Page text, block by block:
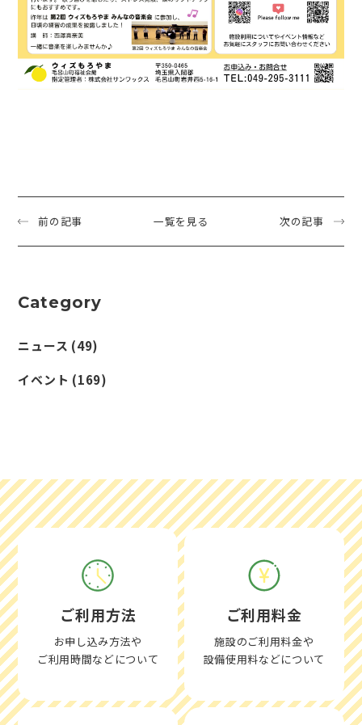
前の記事 一覧を見る 次の記事
Category
ニュース (49)
イベント (169)
ご利用方法
お申し込み方法や
ご利用時間などについて
ご利用料金
施設のご利用料金や
設備使用料などについて